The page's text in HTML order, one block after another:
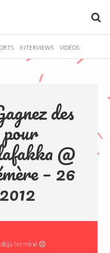
INTERVIEWS VIDÉOS
des
@
– 26
terminé